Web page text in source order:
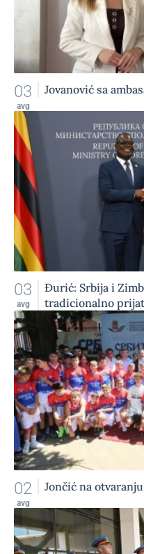
03
avg
Jovanović sa
03
avg
Đurić: Srbija i
tradicionalno
02
avg
Jončić na